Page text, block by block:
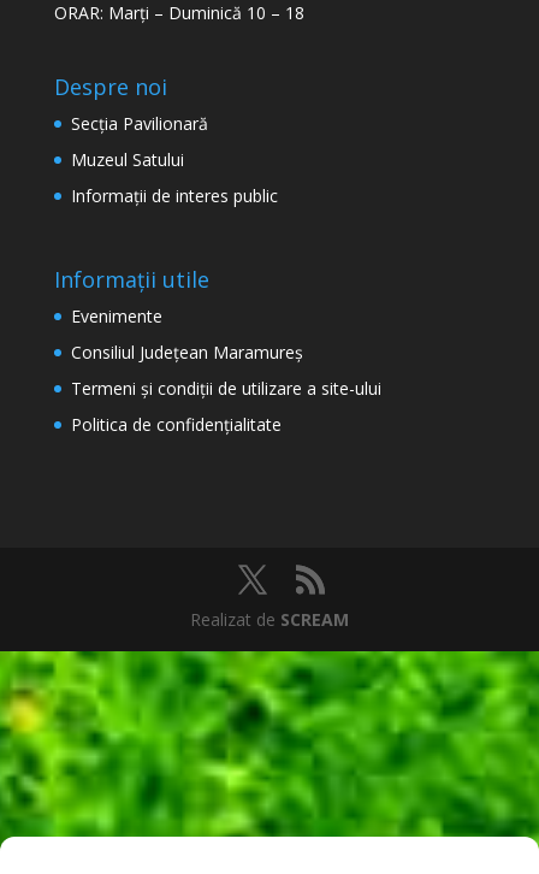
ORAR: Marți – Duminică 10 – 18
Despre noi
Secţia Pavilionară
Muzeul Satului
Informaţii de interes public
Informații utile
Evenimente
Consiliul Județean Maramureș
Termeni şi condiţii de utilizare a site-ului
Politica de confidențialitate
Realizat de SCREAM